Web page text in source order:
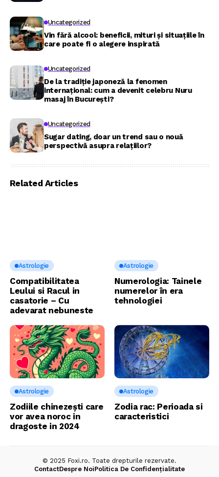
Uncategorized
Vin fără alcool: beneficii, mituri și situațiile în
care poate fi o alegere inspirată
Uncategorized
De la tradiție japoneză la fenomen
internațional: cum a devenit celebru Nuru
masaj în București?
Uncategorized
Sugar dating, doar un trend sau o nouă
perspectivă asupra relațiilor?
Related Articles
Astrologie
Compatibilitatea
Leului si Racul in
casatorie – Cu
adevarat nebuneste
Astrologie
Numerologia: Tainele
numerelor în era
tehnologiei
Astrologie
Zodiile chinezești care
vor avea noroc in
dragoste in 2024
Astrologie
Zodia rac: Perioada si
caracteristici
© 2025 Foxi.ro. Toate drepturile rezervate.
ContactDespre NoiPolitica De Confidențialitate